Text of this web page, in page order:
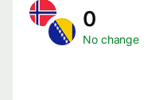
0
No change